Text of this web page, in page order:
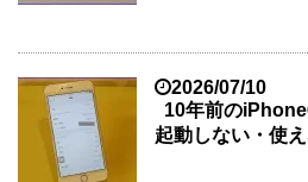
2026/07/10
10年前の
起動しない・使